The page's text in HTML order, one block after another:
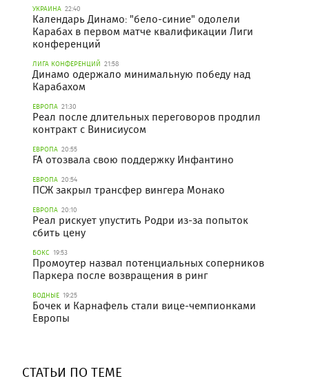
УКРАИНА 22:40
Календарь Динамо: "бело-синие" одолели
Карабах в первом матче квалификации Лиги
конференций
ЛИГА КОНФЕРЕНЦИЙ 21:58
Динамо одержало минимальную победу над
Карабахом
ЕВРОПА 21:30
Реал после длительных переговоров продлил
контракт с Винисиусом
ЕВРОПА 20:55
FA отозвала свою поддержку Инфантино
ЕВРОПА 20:54
ПСЖ закрыл трансфер вингера Монако
ЕВРОПА 20:10
Реал рискует упустить Родри из-за попыток
сбить цену
БОКС 19:53
Промоутер назвал потенциальных соперников
Паркера после возвращения в ринг
ВОДНЫЕ 19:25
Бочек и Карнафель стали вице-чемпионками
Европы
СТАТЬИ ПО ТЕМЕ